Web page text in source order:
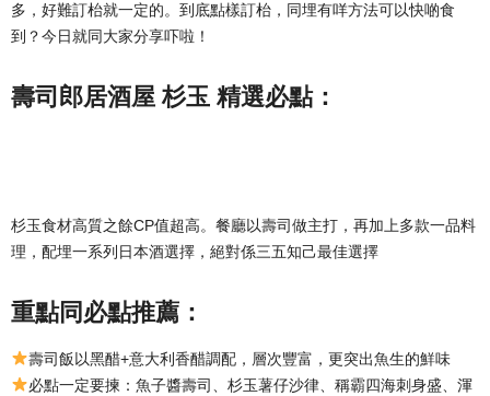
多，好難訂枱就一定的。到底點樣訂枱，同埋有咩方法可以快啲食
到？今日就同大家分享吓啦！
壽司郎居酒屋 杉玉 精選必點：
杉玉食材高質之餘CP值超高。餐廳以壽司做主打，再加上多款一品料
理，配埋一系列日本酒選擇，絕對係三五知己最佳選擇
重點同必點推薦：
壽司飯以黑醋+意大利香醋調配，層次豐富，更突出魚生的鮮味
必點一定要揀：魚子醬壽司、杉玉薯仔沙律、稱霸四海刺身盛、渾